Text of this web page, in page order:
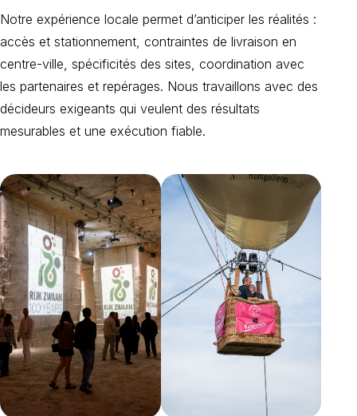
Notre expérience locale permet d’anticiper les réalités :
accès et stationnement, contraintes de livraison en
centre-ville, spécificités des sites, coordination avec
les partenaires et repérages. Nous travaillons avec des
décideurs exigeants qui veulent des résultats
mesurables et une exécution fiable.